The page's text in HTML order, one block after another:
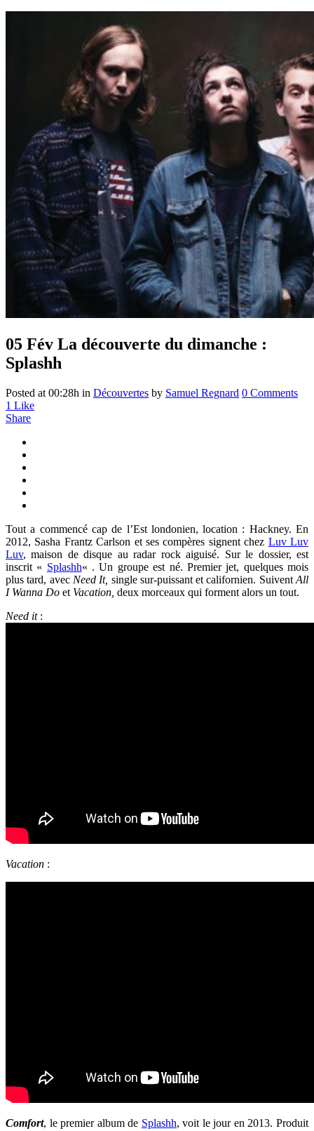
05 Fév La découverte du dimanche :
Splashh
Posted at 00:28h in Découvertes by Samuel Regnard 0 Comments
1 Like
Share
Tout a commencé cap de l’Est londonien, location : Hackney. En
2012, Sasha Frantz Carlson et ses compères signent chez Luv Luv
Luv, maison de disque au radar rock aiguisé. Sur le dossier, est
inscrit « Splashh« . Un groupe est né. Premier jet, quelques mois
plus tard, avec Need It, single sur-puissant et californien. SuiventAll
I Wanna Do et Vacation, deux morceaux qui forment alors un tout.
Need it:
Vacation :
Comfort, le premier album de Splashh, voit le jour en 2013. Produit